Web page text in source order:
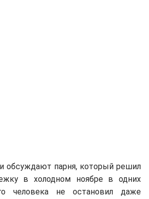
обсуждают парня, который решил
в холодном ноябре в одних
человека не остановил даже